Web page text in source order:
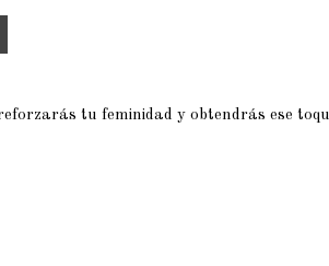
tu feminidad y obtendrás ese